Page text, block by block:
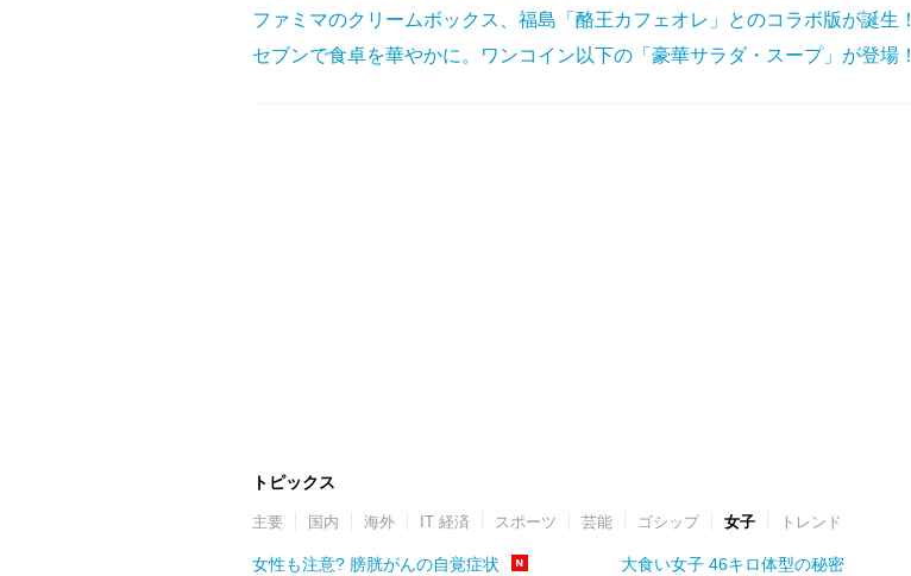
ファミマのクリームボックス、福島「酪王カフェオレ」とのコラボ版が誕生！
セブンで食卓を華やかに。ワンコイン以下の「豪華サラダ・スープ」が登場！
トピックス
主要 国内 海外 IT 経済 スポーツ 芸能 ゴシップ 女子 トレンド
女性も注意? 膀胱がんの自覚症状 大食い女子 46キロ体型の秘密